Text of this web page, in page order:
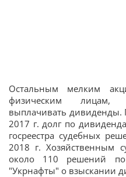
Остальным мелким
физическим лицам,
выплачивать дивиденды.
2017 г. долг по
госреестра судебных
2018 г. Хозяйственным
около 110 решений по
"Укрнафты" о взыскании